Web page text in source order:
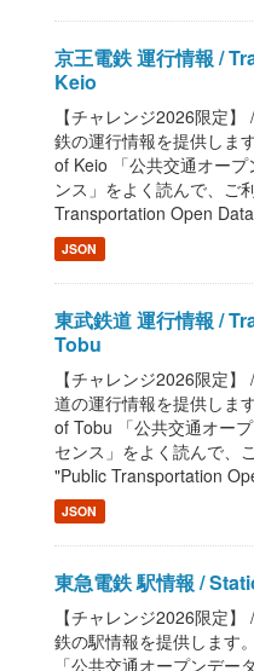
京王電鉄 運行情報 /
Keio
【チャレンジ2026限定
鉄の運行情報を提供しま
of Keio 「公共交通オー
ンス」をよく読んで、ご
Transportation Open
JSON
東武鉄道 運行情報 /
Tobu
【チャレンジ2026限定
道の運行情報を提供しま
of Tobu 「公共交通オー
センス」をよく読んで、
"Public Transportation
JSON
東急電鉄 駅情報 /
【チャレンジ2026限定
鉄の駅情報を提供します
「公共交通オープンデー